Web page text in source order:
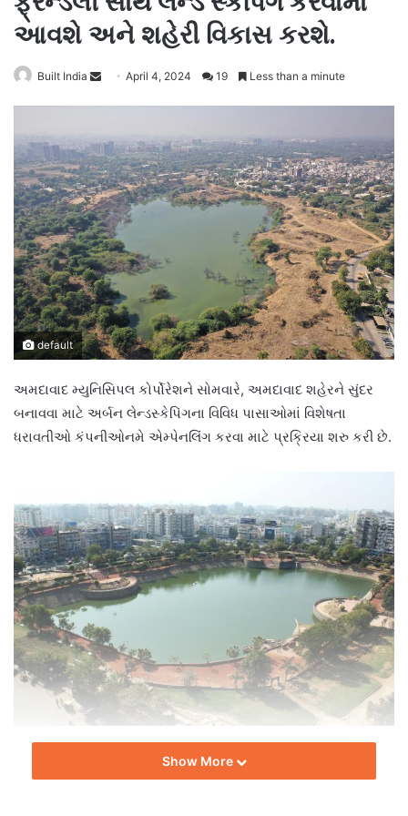
આવશે અને શહેરી વિકાસ કરશે.
Built India
SendApril 4, 2024 19 Less than a minute
default
અમદાવાદ મ્યુનિસિપલ કોર્પોરેશને સોમવારે, અમદાવાદ શહેરને સુંદર
બનાવવા માટે અર્બન લેન્ડસ્કેપિંગના વિવિધ પાસાઓમાં વિશેષતા
ધરાવતીઓ કંપનીઓનમે એમ્પેનલિંગ કરવા માટે પ્રક્રિયા શરુ કરી છે.
ઈકો-ફ્રેન્ડલી જગ્યાઓ તરીકે વિકસાવવાનો હેતુ છે. સૂત્રોના
Show More